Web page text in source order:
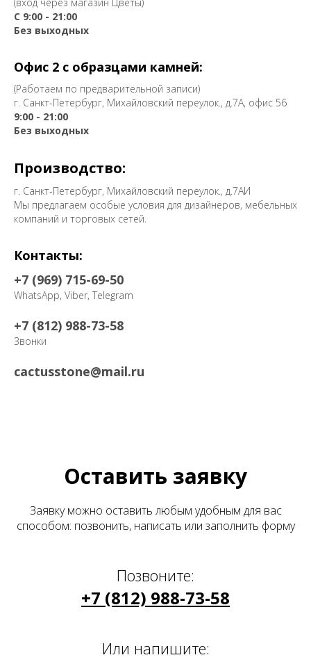
С 9:00 - 21:00
Без выходных
Офис 2 с образцами камней:
(Работаем по предварительной записи)
г. Санкт-Петербург, Михайловский переулок., д.7А, офис 56
9:00 - 21:00
Без выходных
Производство:
г. Санкт-Петербург, Михайловский переулок., д.7АИ
Мы предлагаем особые условия для дизайнеров, мебельных
компаний и торговых сетей.
Контакты:
+7 (969) 715-69-50
WhatsApp, Viber, Telegram
+7 (812) 988-73-58
Звонки
cactusstone@mail.ru
Оставить заявку
Заявку можно оставить любым удобным для вас
способом: позвонить, написать или заполнить форму
Позвоните:
+7 (812) 988-73-58
Или напишите: